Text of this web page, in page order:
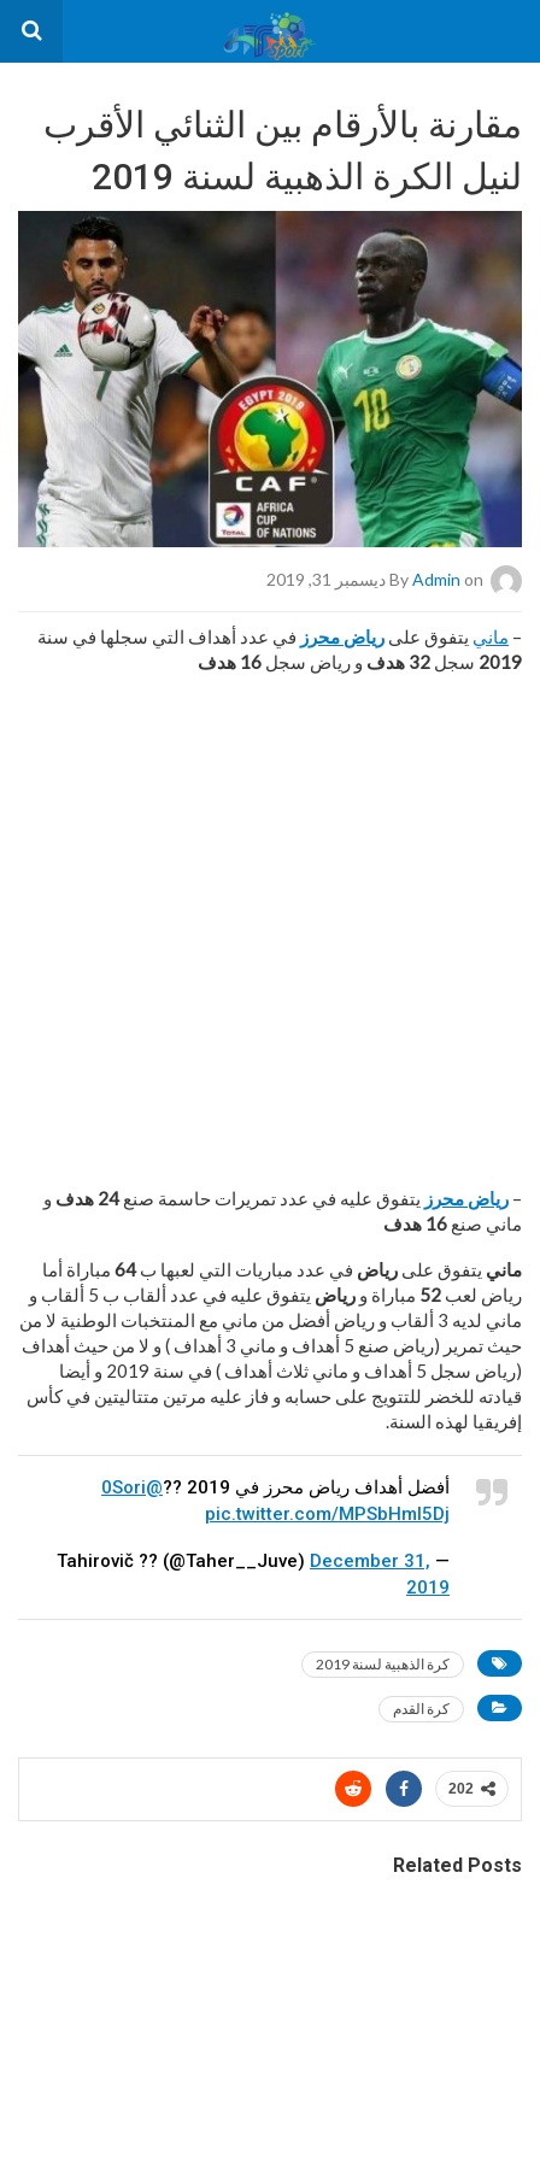
مقارنة بالأرقام بين الثنائي الأقرب
لنيل الكرة الذهبية لسنة 2019
By Admin on ديسمبر 31, 2019
– ماني يتفوق على رياض محرز في عدد أهداف التي سجلها في سنة
2019 سجل 32 هدف و رياض سجل 16 هدف
– رياض محرز يتفوق عليه في عدد تمريرات حاسمة صنع24 هدف
و
ماني صنع 16 هدف
ماني يتفوق على رياض في عدد مباريات التي لعبها ب64 مباراة أما
رياض لعب 52 مباراة و رياض
يتفوق عليه في عدد ألقاب ب 5 ألقاب و
ماني لديه 3 ألقاب و رياض أفضل من ماني مع المنتخبات الوطنية لا من
حيث تمرير (رياض صنع 5 أهداف و ماني 3 أهداف ) و لا من حيث أهداف
(رياض سجل 5 أهداف و ماني ثلاث أهداف ) في سنة 2019 و أيضا
قيادته للخضر للتتويج على حسابه و فاز عليه مرتين متتاليتين في كأس
إفريقيا لهذه السنة.
أفضل أهداف رياض محرز في 2019 ??
@0Sori
pic.twitter.com/MPSbHml5Dj
— Tahirovič ?? (@Taher__Juve)
December 31,
2019
كرة الذهبية لسنة 2019
كرة القدم
202
Related Posts